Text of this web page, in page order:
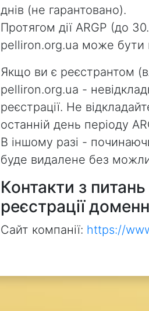
днів (не гарантовано).
Протягом дії ARGP (до
pelliron.org.ua може бути
Якщо ви є реєстрантом
pelliron.org.ua -
реєстрації. Не
останній день періоду
В іншому разі -
буде видалене без
Контакти з
реєстрації
Сайт компанії: https://